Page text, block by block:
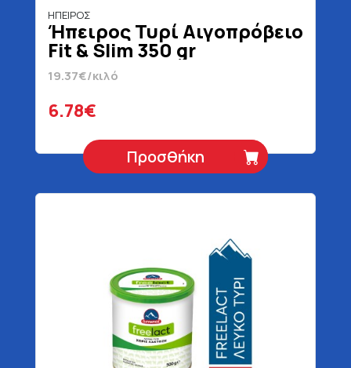
ΗΠΕΙΡΟΣ
Ήπειρος Τυρί Αιγοπρόβειο
Fit & Slim 350 gr
19.37€/κιλό
6.78€
Προσθήκη